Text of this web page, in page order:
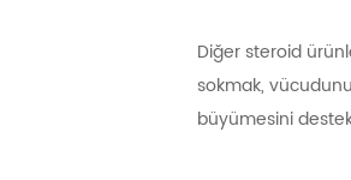
Diğer steroid
sokmak,
büyümesini